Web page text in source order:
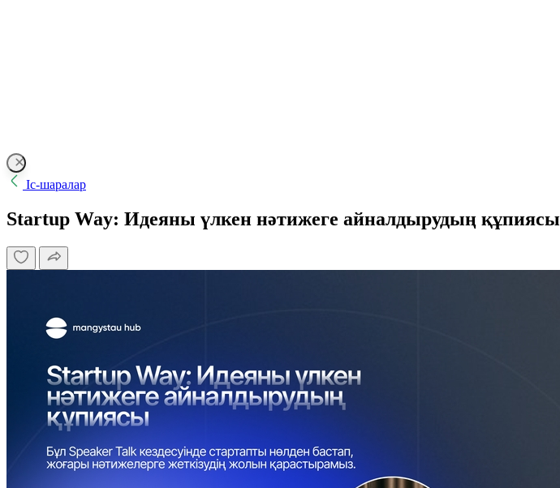
Іс-шаралар
Startup Way: Идеяны үлкен нәтижеге айналдырудың құпиясы